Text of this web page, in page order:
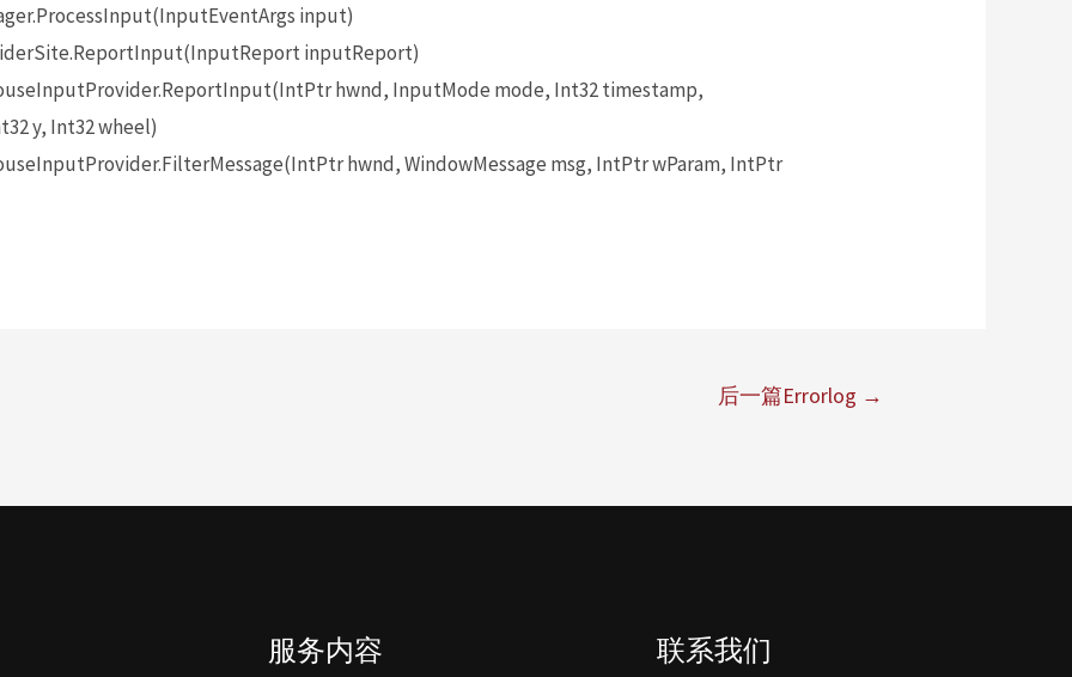
input)
inputReport)
hwnd, InputMode mode, Int32 timestamp,
y, Int32 wheel)
hwnd, WindowMessage msg, IntPtr wParam, IntPtr
后一篇Errorlog →
服务内容 联系我们